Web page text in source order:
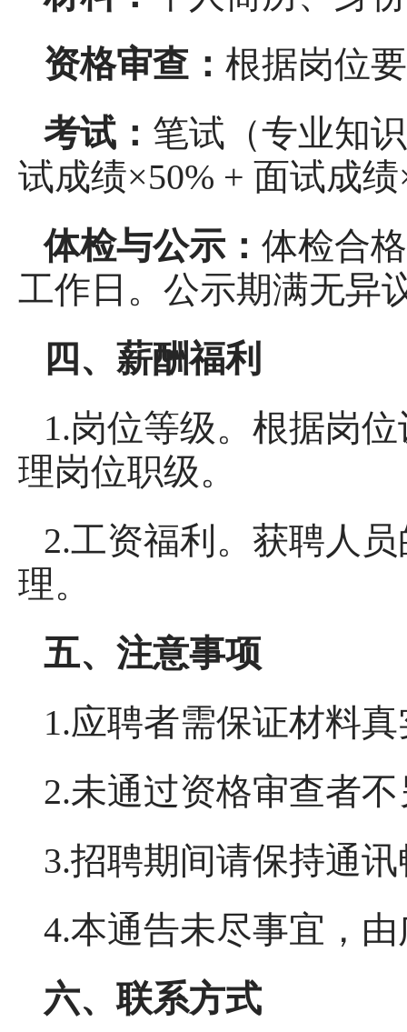
资格审查： 根据岗位
考试： 笔试（专业知
试成绩×50% + 面试成
体检与公示： 体检合
工作日。公示期满无异
四、薪酬福利
1.岗位等级。根据岗
理岗位职级。
2.工资福利。获聘人
理。
五、注意事项
1.应聘者需保证材料
2.未通过资格审查者
3.招聘期间请保持通
4.本通告未尽事宜，
六、联系方式